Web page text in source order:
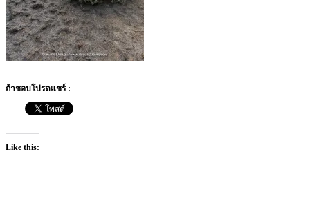
ถ้าชอบโปรดแชร์ :
Like this: